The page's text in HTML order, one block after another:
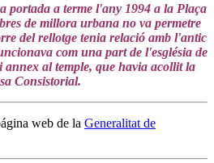
portada a terme l'any 1994 a la Plaça
de millora urbana no va permetre
del rellotge tenia relació amb l'antic
com una part de l'església de
al temple, que havia acollit la
Consistorial.
web de la Generalitat de